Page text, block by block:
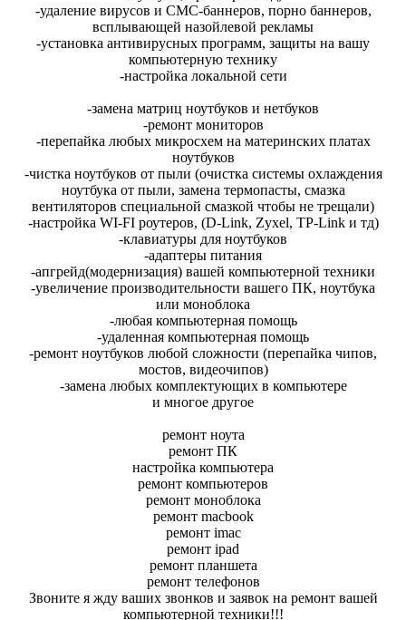
-удаление вирусов и СМС-баннеров, порно баннеров,
всплывающей назойлевой рекламы
-установка антивирусных программ, защиты на вашу
компьютерную технику
-настройка локальной сети
-замена матриц ноутбуков и нетбуков
-ремонт мониторов
-перепайка любых микросхем на материнских платах
ноутбуков
-чистка ноутбуков от пыли (очистка системы охлаждения
ноутбука от пыли, замена термопасты, смазка
вентиляторов специальной смазкой чтобы не трещали)
-настройка WI-FI роутеров, (D-Link, Zyxel, TP-Link и тд)
-клавиатуры для ноутбуков
-адаптеры питания
-апгрейд(модернизация) вашей компьютерной техники
-увеличение производительности вашего ПК, ноутбука
или моноблока
-любая компьютерная помощь
-удаленная компьютерная помощь
-ремонт ноутбуков любой сложности (перепайка чипов,
мостов, видеочипов)
-замена любых комплектующих в компьютере
и многое другое
ремонт ноута
ремонт ПК
настройка компьютера
ремонт компьютеров
ремонт моноблока
ремонт macbook
ремонт imac
ремонт ipad
ремонт планшета
ремонт телефонов
Звоните я жду ваших звонков и заявок на ремонт вашей
компьютерной техники!!!